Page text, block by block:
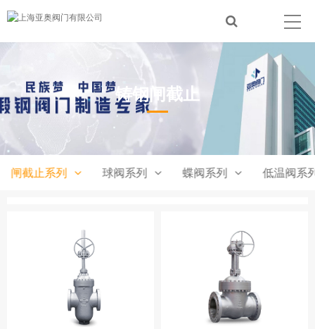
铸钢闸截止
闸截止系列 球阀系列 蝶阀系列 低温阀系